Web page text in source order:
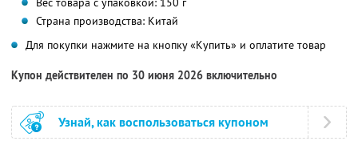
Страна производства: Китай
Для покупки нажмите на кнопку «Купить» и оплатите товар
Купон действителен по 30 июня 2026 включительно
Узнай, как воспользоваться купоном